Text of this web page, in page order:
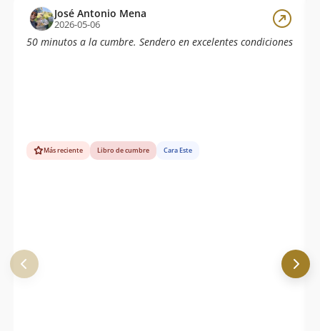
José Antonio Mena
2026-05-06
50 minutos a la cumbre. Sendero en excelentes condiciones
Más reciente Libro de cumbre Cara Este